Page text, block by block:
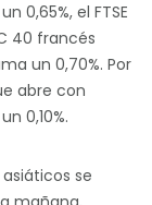
0,65%, el FTSE
40 francés
un 0,70%. Por
abre con
0,10%.
se